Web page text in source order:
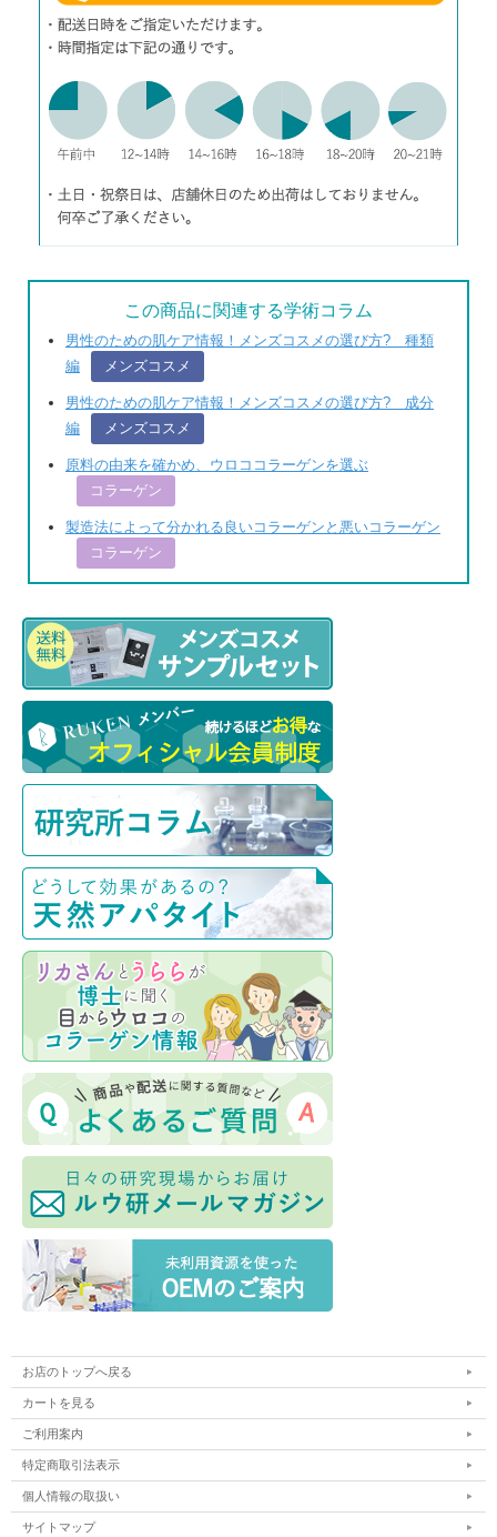
この商品に関連する学術コラム
男性のための肌ケア情報！メンズコスメの選び方? 種類
編
メンズコスメ
男性のための肌ケア情報！メンズコスメの選び方? 成分
編
メンズコスメ
原料の由来を確かめ、ウロココラーゲンを選ぶ
コラーゲン
製造法によって分かれる良いコラーゲンと悪いコラーゲン
コラーゲン
お店のトップへ戻る
カートを見る
ご利用案内
特定商取引法表示
個人情報の取扱い
サイトマップ